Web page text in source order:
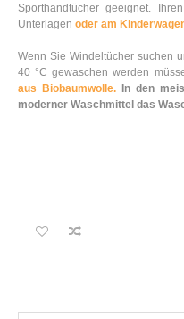
Sporthandtücher geeignet.
Unterlagen oder am
Wenn Sie Windeltücher suchen
40 °C gewaschen werden
aus Biobaumwolle.
In den
moderner Waschmittel das